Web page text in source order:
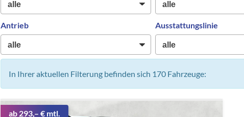
Antrieb Ausstattungslinie
In Ihrer aktuellen Filterung befinden sich 170 Fahrzeuge:
ab 293,– € mtl.